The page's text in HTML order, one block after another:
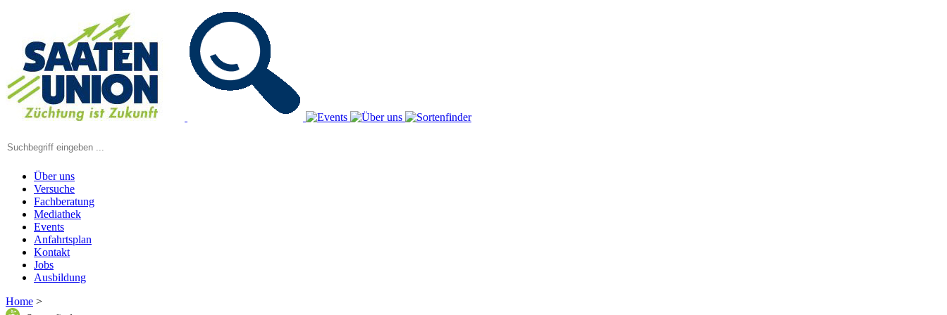
Über uns
Versuche
Fachberatung
Mediathek
Events
Anfahrtsplan
Kontakt
Jobs
Ausbildung
Home >